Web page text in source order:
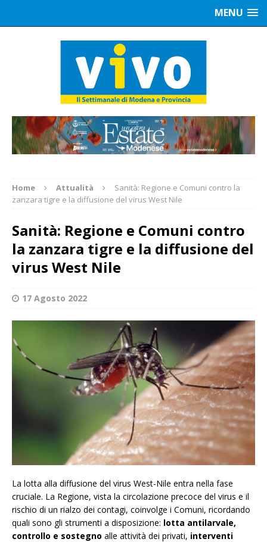
MENU
Home Attualità
Sanità: Regione e Comuni contro la
zanzara tigre e la diffusione del virus West Nile
Sanità: Regione e Comuni contro
la zanzara tigre e la diffusione del
virus West Nile
17 Agosto 2022
La lotta alla diffusione del virus West-Nile entra nella fase
cruciale. La Regione, vista la circolazione precoce del virus e il
rischio di un rialzo dei contagi, coinvolge i Comuni, ricordando
quali sono gli strumenti a disposizione: lotta antilarvale,
controllo e sostegno alle attività dei privati, interventi